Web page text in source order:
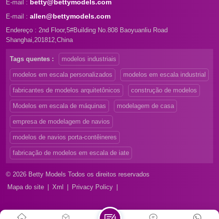
E-mail : betty@bettymodels.com
E-mail : allen@bettymodels.com
Endereço : 2nd Floor,5#Building No.808 Baoyuanliu Road
Shanghai,201812,China
Tags quentes : modelos industriais
modelos em escala personalizados modelos em escala industrial
fabricantes de modelos arquitetônicos construção de modelos
Modelos em escala de máquinas modelagem de casa
empresa de modelagem de navios
modelos de navios porta-contêineres
fabricação de modelos em escala de iate
© 2026 Betty Models Todos os direitos reservados
Mapa do site
Xml Privacy Policy